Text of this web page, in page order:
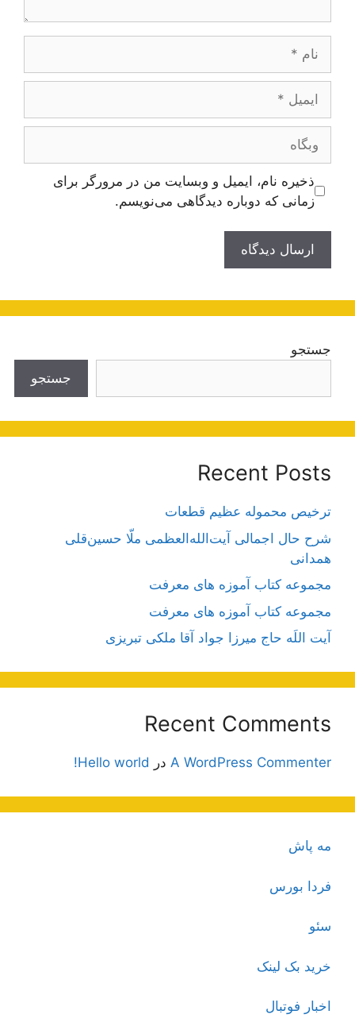
وبگاه
ذخیره نام، ایمیل و وبسایت من در مرورگر برای
زمانی که دوباره دیدگاهی می‌نویسم.
جستجو
جستجو
Recent Posts
ترخیص محموله عظیم قطعات
شرح حال اجمالی آیت‌الله‌العظمی ملّا حسین‌قلی
همدانی
مجموعه کتاب آموزه های معرفت
مجموعه کتاب آموزه های معرفت
آیت اللَه حاج میرزا جواد آقا ملکی تبریزی
Recent Comments
A WordPress Commenter در Hello world!
مه پاش
فردا بورس
سئو
خرید بک لینک
اخبار فوتبال